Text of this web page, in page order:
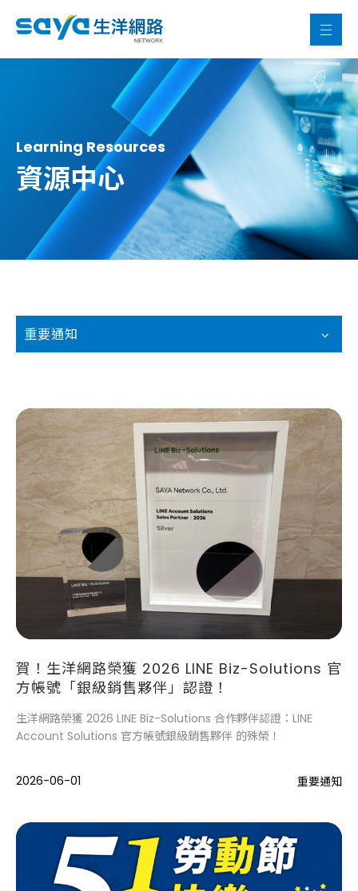
Learning Resources
資源中心
重要通知
賀！生洋網路榮獲 2026 LINE Biz-Solutions 官
方帳號「銀級銷售夥伴」認證！
生洋網路榮獲 2026 LINE Biz-Solutions 合作夥伴認證：LINE
Account Solutions 官方帳號銀級銷售夥伴 的殊榮！
2026-06-01 重要通知